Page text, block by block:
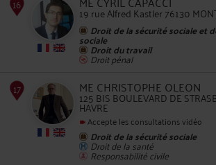
13
19 rue Alfred Kastler 76130
Droit de la sécurité sociale et
sociale
Droit du travail
Droit pénal
ME CHRISTOPHE OLEON
125 BIS BOULEVARD DE
HAVRE
Accepte les consultations vidéo
Droit de la sécurité sociale
Droit de la santé
Responsabilité civile